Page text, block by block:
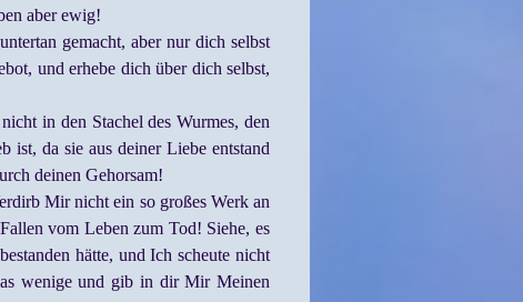
aber ewig!
gemacht, aber nur dich selbst
und erhebe dich über dich selbst,
in den Stachel des Wurmes, den
ist, da sie aus deiner Liebe entstand
deinen Gehorsam!
Mir nicht ein so großes Werk an
vom Leben zum Tod! Siehe, es
hätte, und Ich scheute nicht
wenige und gib in dir Mir Meinen